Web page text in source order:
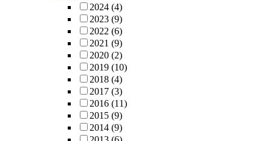
2024 (4)
2023 (9)
2022 (6)
2021 (9)
2020 (2)
2019 (10)
2018 (4)
2017 (3)
2016 (11)
2015 (9)
2014 (9)